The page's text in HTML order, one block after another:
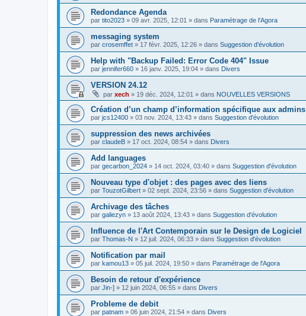
Redondance Agenda
par tito2023 » 09 avr. 2025, 12:01 » dans Paramétrage de l'Agora
messaging system
par crosemffet » 17 févr. 2025, 12:26 » dans Suggestion d'évolution
Help with "Backup Failed: Error Code 404" Issue
par jennifer660 » 16 janv. 2025, 19:04 » dans Divers
VERSION 24.12
par xech » 19 déc. 2024, 12:01 » dans NOUVELLES VERSIONS
Création d’un champ d’information spécifique aux admins
par jcs12400 » 03 nov. 2024, 13:43 » dans Suggestion d'évolution
suppression des news archivées
par claudeB » 17 oct. 2024, 08:54 » dans Divers
Add languages
par gecarbon_2024 » 14 oct. 2024, 03:40 » dans Suggestion d'évolution
Nouveau type d'objet : des pages avec des liens
par TouzotGilbert » 02 sept. 2024, 23:56 » dans Suggestion d'évolution
Archivage des tâches
par galiezyn » 13 août 2024, 13:43 » dans Suggestion d'évolution
Influence de l'Art Contemporain sur le Design de Logiciel
par Thomas-N » 12 juil. 2024, 06:33 » dans Suggestion d'évolution
Notification par mail
par kamou13 » 05 juil. 2024, 19:50 » dans Paramétrage de l'Agora
Besoin de retour d'expérience
par Jin-] » 12 juin 2024, 06:55 » dans Divers
Probleme de debit
par patnam » 06 juin 2024, 21:54 » dans Divers